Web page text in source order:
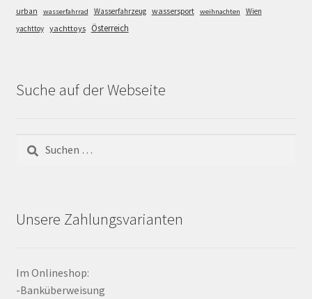
urban wasserfahrrad Wasserfahrzeug wassersport weihnachten
Wien
yachttoy yachttoys Österreich
Suche auf der Webseite
Suchen
nach:
Unsere Zahlungsvarianten
Im Onlineshop:
-Banküberweisung